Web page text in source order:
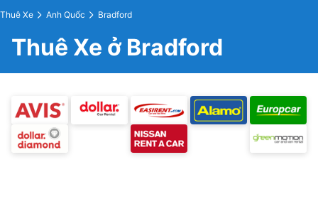
Thuê Xe Anh Quốc Bradford
Thuê Xe ở Bradford